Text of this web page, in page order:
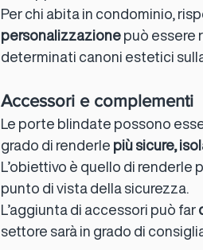
Per chi abita in condominio,
personalizzazione può essere
determinati canoni estetici
Accessori e complementi
Le porte blindate possono
grado di renderle più sicure,
L’obiettivo è quello di renderle
punto di vista della sicurezza.
L’aggiunta di accessori può far
settore sarà in grado di